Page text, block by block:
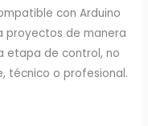
con Arduino
proyectos de manera
etapa de control, no
técnico o profesional.